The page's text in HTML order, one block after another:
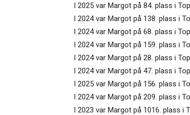
I 2025 var Margot på 84. plass i
I 2024 var Margot på 138. plass i
I 2024 var Margot på 68. plass i
I 2024 var Margot på 159. plass i
I 2024 var Margot på 28. plass i
I 2024 var Margot på 47. plass i
I 2025 var Margot på 156. plass i
I 2024 var Margot på 209. plass i
I 2023 var Margot på 1016. plass i